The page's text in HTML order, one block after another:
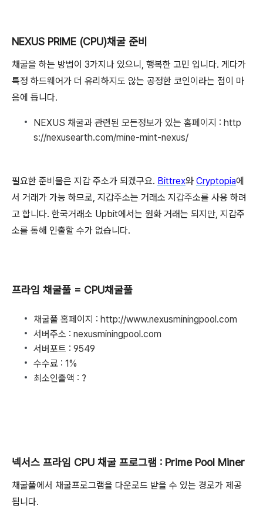
NEXUS PRIME (CPU)채굴 준비
채굴을 하는 방법이 3가지나 있으니, 행복한 고민 입니다. 게다가
특정 하드웨어가 더 유리하지도 않는 공정한 코인이라는 점이 마
음에 듭니다.
NEXUS 채굴과 관련된 모든정보가 있는 홈페이지 : http
s://nexusearth.com/mine-mint-nexus/
필요한 준비물은 지갑 주소가 되겠구요. Bittrex와 Cryptopia에
서 거래가 가능 하므로, 지갑주소는 거래소 지갑주소를 사용 하려
고 합니다. 한국거래소 Upbit에서는 원화 거래는 되지만, 지갑주
소를 통해 인출할 수가 없습니다.
프라임 채굴풀 = CPU채굴풀
채굴풀 홈페이지 : http://www.nexusminingpool.com
서버주소 : nexusminingpool.com
서버포트 : 9549
수수료 : 1%
최소인출액 : ?
넥서스 프라임 CPU 채굴 프로그램 : Prime Pool Miner
채굴풀에서 채굴프로그램을 다운로드 받을 수 있는 경로가 제공
됩니다.